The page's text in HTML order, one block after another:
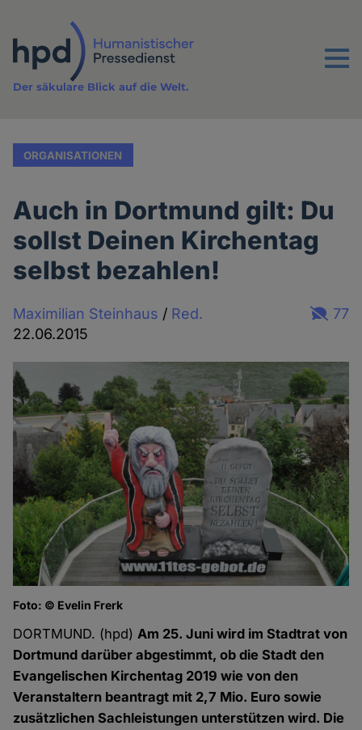
Inhalt
Menu
Der säkulare Blick auf die Welt.
ORGANISATIONEN
Auch in Dortmund gilt: Du
sollst Deinen Kirchentag
selbst bezahlen!
Maximilian Steinhaus / Red.
22.06.2015
77
Foto: © Evelin Frerk
DORTMUND. (hpd)Am 25. Juni wird im Stadtrat von
Dortmund darüber abgestimmt, ob die Stadt den
Evangelischen Kirchentag 2019 wie von den
Veranstaltern beantragt mit 2,7 Mio. Euro sowie
zusätzlichen Sachleistungen unterstützen wird. Die